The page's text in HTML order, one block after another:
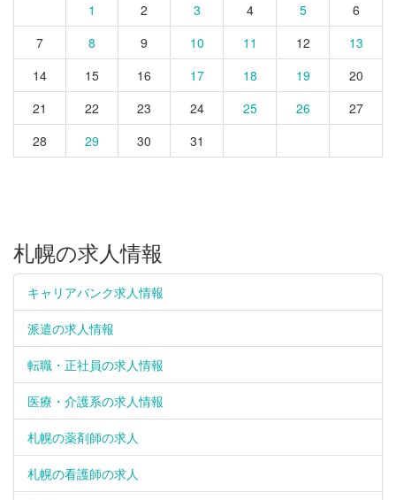
1
2 3 4 5
6
7
8 9 10 11 12
13
14
15 16 17 18 19
20
21
22 23 24 25 26
27
28
29 30 31
札幌の求人情報
キャリアバンク求人情報
派遣の求人情報
転職・正社員の求人情報
医療・介護系の求人情報
札幌の薬剤師の求人
札幌の看護師の求人